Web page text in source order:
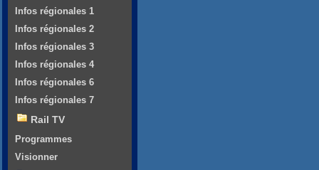
Infos régionales 1
Infos régionales 2
Infos régionales 3
Infos régionales 4
Infos régionales 6
Infos régionales 7
Rail TV
Programmes
Visionner